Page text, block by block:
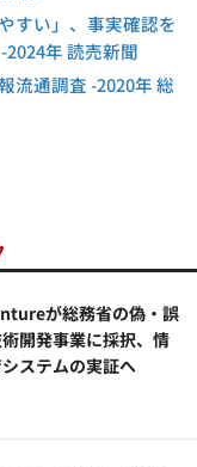
すい」、事実確認を
年 読売新聞
流通調査 -2020年 総
が総務省の偽・誤
開発事業に採択、情
ステムの実証へ